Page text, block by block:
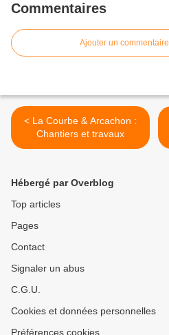
Commentaires
Ajouter un commentaire
< La Courbe & Arcachon :
Chantiers et travaux
Hébergé par Overblog
Top articles
Pages
Contact
Signaler un abus
C.G.U.
Cookies et données personnelles
Préférences cookies